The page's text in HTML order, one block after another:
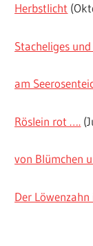
Herbstlicht
Stacheliges
am
Röslein rot ….
von Blümchen
Der